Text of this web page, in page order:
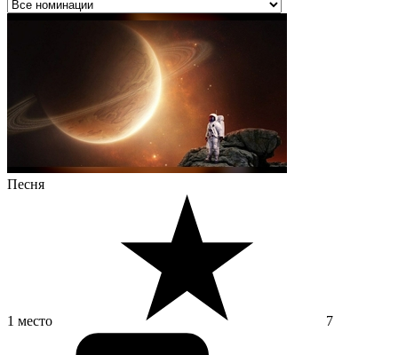
Песня
1 место 7